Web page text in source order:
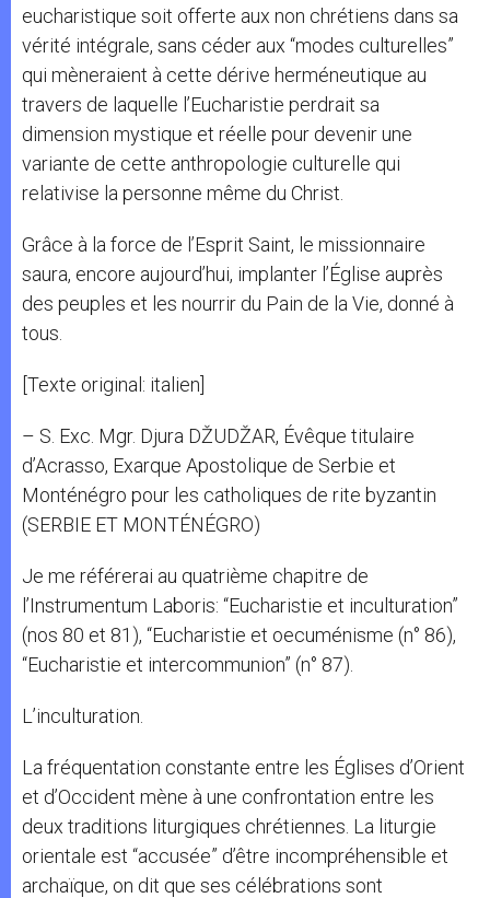
eucharistique soit offerte aux non chrétiens dans sa
vérité intégrale, sans céder aux “modes culturelles”
qui mèneraient à cette dérive herméneutique au
travers de laquelle l’Eucharistie perdrait sa
dimension mystique et réelle pour devenir une
variante de cette anthropologie culturelle qui
relativise la personne même du Christ.
Grâce à la force de l’Esprit Saint, le missionnaire
saura, encore aujourd’hui, implanter l’Église auprès
des peuples et les nourrir du Pain de la Vie, donné à
tous.
[Texte original: italien]
– S. Exc. Mgr. Djura DŽUDŽAR, Évêque titulaire
d’Acrasso, Exarque Apostolique de Serbie et
Monténégro pour les catholiques de rite byzantin
(SERBIE ET MONTÉNÉGRO)
Je me référerai au quatrième chapitre de
l’Instrumentum Laboris: “Eucharistie et inculturation”
(nos 80 et 81), “Eucharistie et oecuménisme (n° 86),
“Eucharistie et intercommunion” (n° 87).
L’inculturation.
La fréquentation constante entre les Églises d’Orient
et d’Occident mène à une confrontation entre les
deux traditions liturgiques chrétiennes. La liturgie
orientale est “accusée” d’être incompréhensible et
archaïque, on dit que ses célébrations sont